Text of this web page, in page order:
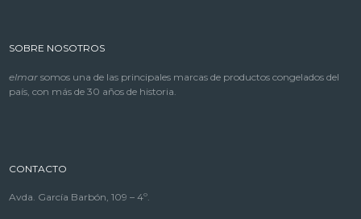
SOBRE NOSOTROS
elmar somos una de las principales marcas de productos congelados del
país, con más de 30 años de historia.
CONTACTO
Avda. García Barbón, 109 – 4º.